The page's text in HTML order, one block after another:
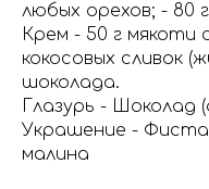
любых орехов; - 80
Крем - 50 г мякоти
кокосовых сливок
шоколада.
Глазурь - Шоколад
Украшение -
малина